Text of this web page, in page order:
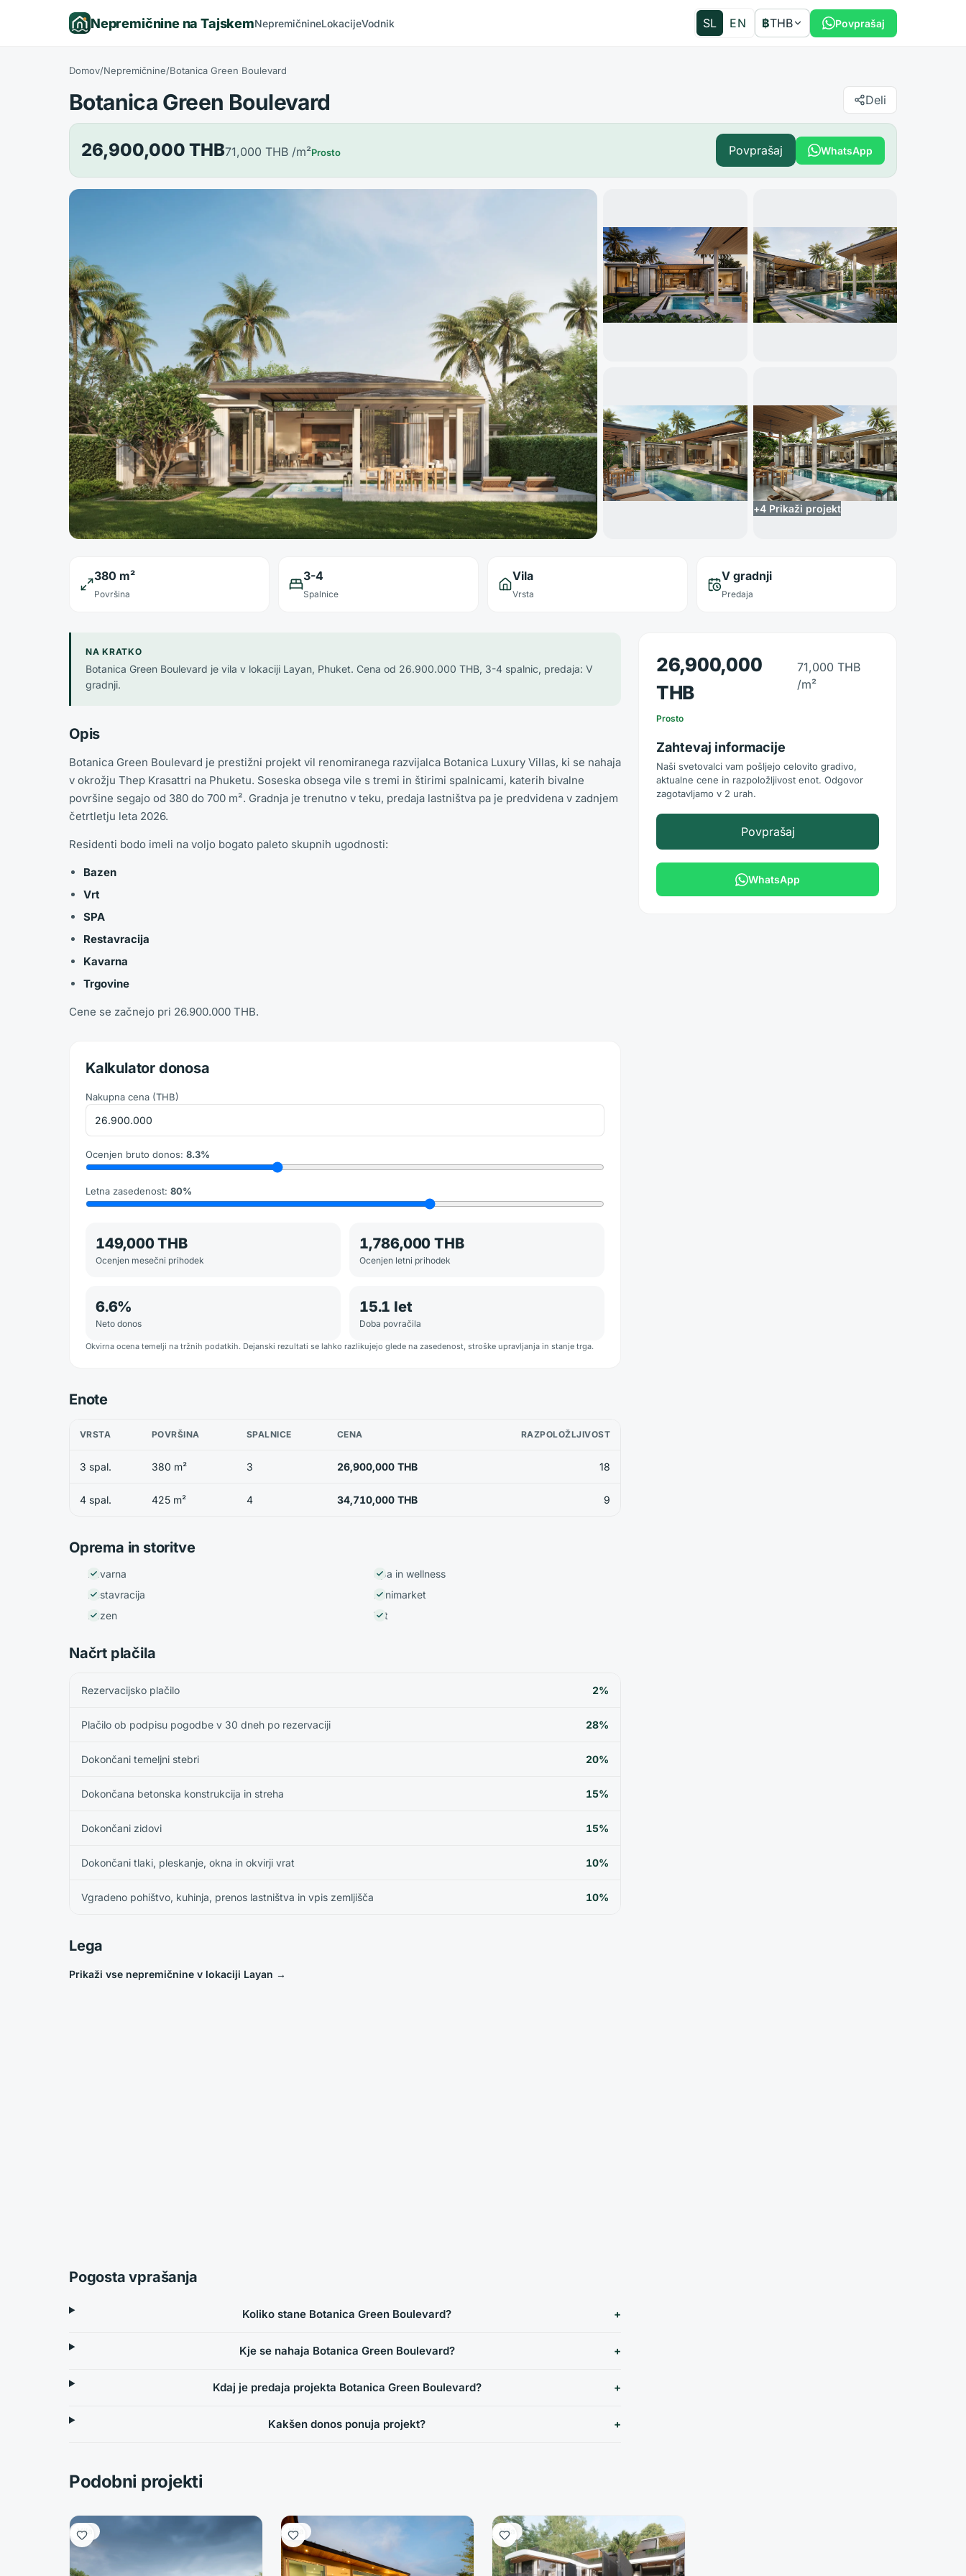
Nepremičnine na TajskemNepremičnineLokacijeVodnik SL EN ฿THB Povprašaj
Domov/Nepremičnine/Botanica Green Boulevard
Botanica Green Boulevard Deli
26,900,000 THB71,000 THB /m²Prosto Povprašaj WhatsApp
+4 Prikaži projekt
380 m²
Površina
3-4
Spalnice
Vila
Vrsta
V gradnji
Predaja
NA KRATKO
Botanica Green Boulevard je vila v lokaciji Layan, Phuket. Cena od 26.900.000 THB, 3-4 spalnic, predaja: V
gradnji.
Opis
Botanica Green Boulevard je prestižni projekt vil renomiranega razvijalca Botanica Luxury Villas, ki se nahaja
v okrožju Thep Krasattri na Phuketu. Soseska obsega vile s tremi in štirimi spalnicami, katerih bivalne
površine segajo od 380 do 700 m². Gradnja je trenutno v teku, predaja lastništva pa je predvidena v zadnjem
četrtletju leta 2026.
Residenti bodo imeli na voljo bogato paleto skupnih ugodnosti:
Bazen
Vrt
SPA
Restavracija
Kavarna
Trgovine
Cene se začnejo pri 26.900.000 THB.
Kalkulator donosa
Nakupna cena (THB)
Ocenjen bruto donos: 8.3%
Letna zasedenost: 80%
149,000 THB
Ocenjen mesečni prihodek
1,786,000 THB
Ocenjen letni prihodek
6.6%
Neto donos
15.1 let
Doba povračila
Okvirna ocena temelji na tržnih podatkih. Dejanski rezultati se lahko razlikujejo glede na zasedenost, stroške upravljanja in stanje trga.
Enote
VRSTA POVRŠINA SPALNICE CENA RAZPOLOŽLJIVOST
3 spal. 380 m² 3 26,900,000 THB 18
4 spal. 425 m² 4 34,710,000 THB 9
Oprema in storitve
Kavarna
Spa in wellness
Restavracija
Minimarket
Bazen
Vrt
Načrt plačila
Rezervacijsko plačilo 2%
Plačilo ob podpisu pogodbe v 30 dneh po rezervaciji 28%
Dokončani temeljni stebri 20%
Dokončana betonska konstrukcija in streha 15%
Dokončani zidovi 15%
Dokončani tlaki, pleskanje, okna in okvirji vrat 10%
Vgradeno pohištvo, kuhinja, prenos lastništva in vpis zemljišča 10%
Lega
Prikaži vse nepremičnine v lokaciji Layan →
Pogosta vprašanja
Koliko stane Botanica Green Boulevard?
Kje se nahaja Botanica Green Boulevard?
Kdaj je predaja projekta Botanica Green Boulevard?
Kakšen donos ponuja projekt?
26,900,000
THB
71,000 THB
/m²
Prosto
Zahtevaj informacije
Naši svetovalci vam pošljejo celovito gradivo,
aktualne cene in razpoložljivost enot. Odgovor
zagotavljamo v 2 urah.
Povprašaj
WhatsApp
Podobni projekti
Vila Vila Vila